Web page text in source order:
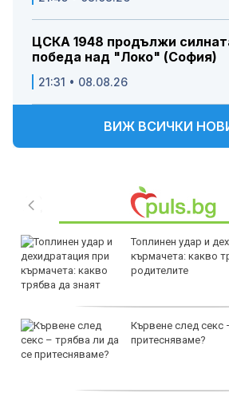
ЦСКА 1948 продължи
победа над "Локо" (София)
21:31 • 08.08.26
ВИЖ ВСИЧКИ
Топлинен удар и
кърмачета: какво
родителите
Кървене след секс
притесняваме?